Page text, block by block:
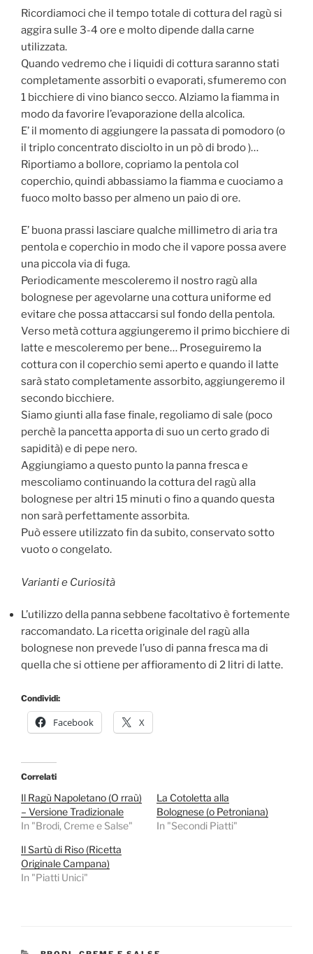
Ricordiamoci che il tempo totale di cottura del ragù si
aggira sulle 3-4 ore e molto dipende dalla carne
utilizzata.
Quando vedremo che i liquidi di cottura saranno stati
completamente assorbiti o evaporati, sfumeremo con
1 bicchiere di vino bianco secco. Alziamo la fiamma in
modo da favorire l’evaporazione della alcolica.
E’ il momento di aggiungere la passata di pomodoro (o
il triplo concentrato disciolto in un pò di brodo )…
Riportiamo a bollore, copriamo la pentola col
coperchio, quindi abbassiamo la fiamma e cuociamo a
fuoco molto basso per almeno un paio di ore.
E’ buona prassi lasciare qualche millimetro di aria tra
pentola e coperchio in modo che il vapore possa avere
una piccola via di fuga.
Periodicamente mescoleremo il nostro ragù alla
bolognese per agevolarne una cottura uniforme ed
evitare che possa attaccarsi sul fondo della pentola.
Verso metà cottura aggiungeremo il primo bicchiere di
latte e mescoleremo per bene… Proseguiremo la
cottura con il coperchio semi aperto e quando il latte
sarà stato completamente assorbito, aggiungeremo il
secondo bicchiere.
Siamo giunti alla fase finale, regoliamo di sale (poco
perchè la pancetta apporta di suo un certo grado di
sapidità) e di pepe nero.
Aggiungiamo a questo punto la panna fresca e
mescoliamo continuando la cottura del ragù alla
bolognese per altri 15 minuti o fino a quando questa
non sarà perfettamente assorbita.
Può essere utilizzato fin da subito, conservato sotto
vuoto o congelato.
Varianti e Curiosità
L’utilizzo della panna sebbene facoltativo è fortemente
raccomandato. La ricetta originale del ragù alla
bolognese non prevede l’uso di panna fresca ma di
quella che si ottiene per affioramento di 2 litri di latte.
Condividi:
Facebook X
Correlati
Il Ragù Napoletano (O rraù)
– Versione Tradizionale
In "Brodi, Creme e Salse"
La Cotoletta alla
Bolognese (o Petroniana)
In "Secondi Piatti"
Il Sartù di Riso (Ricetta
Originale Campana)
In "Piatti Unici"